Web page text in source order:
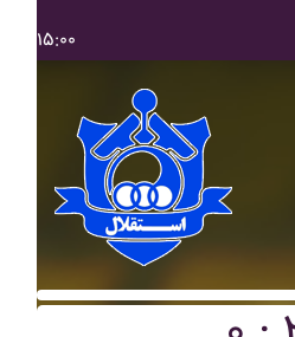
۱۵:۰۰